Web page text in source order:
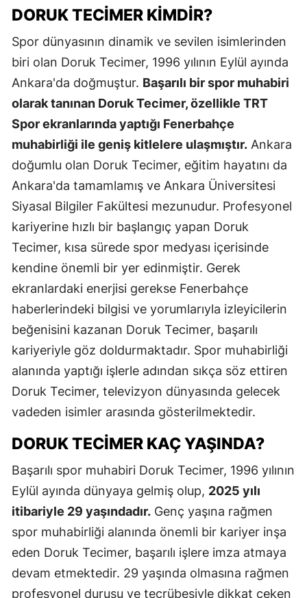
DORUK TECIMER KIMDIR?
Spor dünyasının dinamik ve sevilen isimlerinden
biri olan Doruk Tecimer, 1996 yılının Eylül ayında
Ankara'da doğmuştur. Başarılı bir spor muhabiri
olarak tanınan Doruk Tecimer, özellikle TRT
Spor ekranlarında yaptığı Fenerbahçe
muhabirliği ile geniş kitlelere ulaşmıştır. Ankara
doğumlu olan Doruk Tecimer, eğitim hayatını da
Ankara'da tamamlamış ve Ankara Üniversitesi
Siyasal Bilgiler Fakültesi mezunudur. Profesyonel
kariyerine hızlı bir başlangıç yapan Doruk
Tecimer, kısa sürede spor medyası içerisinde
kendine önemli bir yer edinmiştir. Gerek
ekranlardaki enerjisi gerekse Fenerbahçe
haberlerindeki bilgisi ve yorumlarıyla izleyicilerin
beğenisini kazanan Doruk Tecimer, başarılı
kariyeriyle göz doldurmaktadır. Spor muhabirliği
alanında yaptığı işlerle adından sıkça söz ettiren
Doruk Tecimer, televizyon dünyasında gelecek
vadeden isimler arasında gösterilmektedir.
DORUK TECIMER KAÇ YAŞINDA?
Başarılı spor muhabiri Doruk Tecimer, 1996 yılının
Eylül ayında dünyaya gelmiş olup, 2025 yılı
itibariyle 29 yaşındadır. Genç yaşına rağmen
spor muhabirliği alanında önemli bir kariyer inşa
eden Doruk Tecimer, başarılı işlere imza atmaya
devam etmektedir. 29 yaşında olmasına rağmen
profesyonel duruşu ve tecrübesiyle dikkat çeken